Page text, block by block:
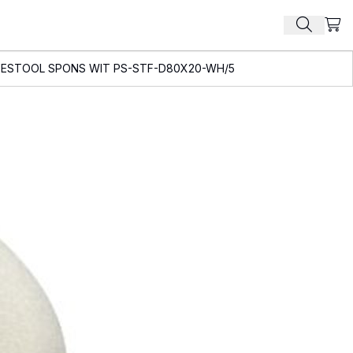
Zoek
SPONS WIT PS-STF-D80X20-WH/5